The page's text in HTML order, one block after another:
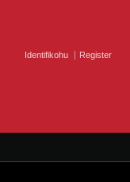
Identifikohu Register